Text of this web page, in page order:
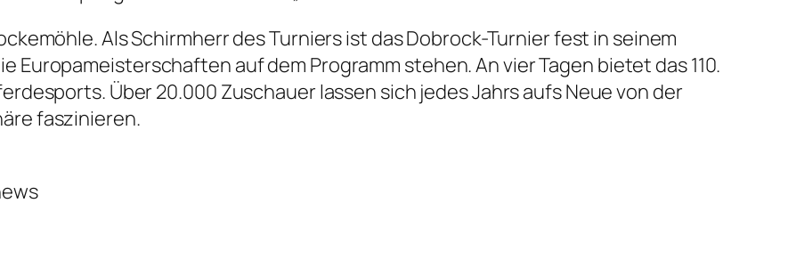
Als Schirmherr des Turniers ist das Dobrock-Turnier fest in seinem
Europameisterschaften auf dem Programm stehen. An vier Tagen bietet das 110.
Über 20.000 Zuschauer lassen sich jedes Jahrs aufs Neue von der
faszinieren.